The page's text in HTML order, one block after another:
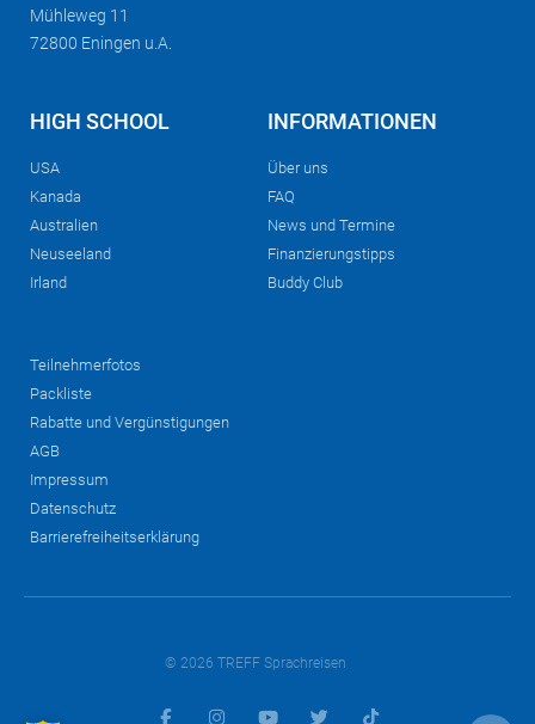
Mühleweg 11
72800 Eningen u.A.
HIGH SCHOOL
USA
Kanada
Australien
Neuseeland
Irland
INFORMATIONEN
Über uns
FAQ
News und Termine
Finanzierungstipps
Buddy Club
Teilnehmerfotos
Packliste
Rabatte und Vergünstigungen
AGB
Impressum
Datenschutz
Barrierefreiheitserklärung
© 2026 TREFF Sprachreisen